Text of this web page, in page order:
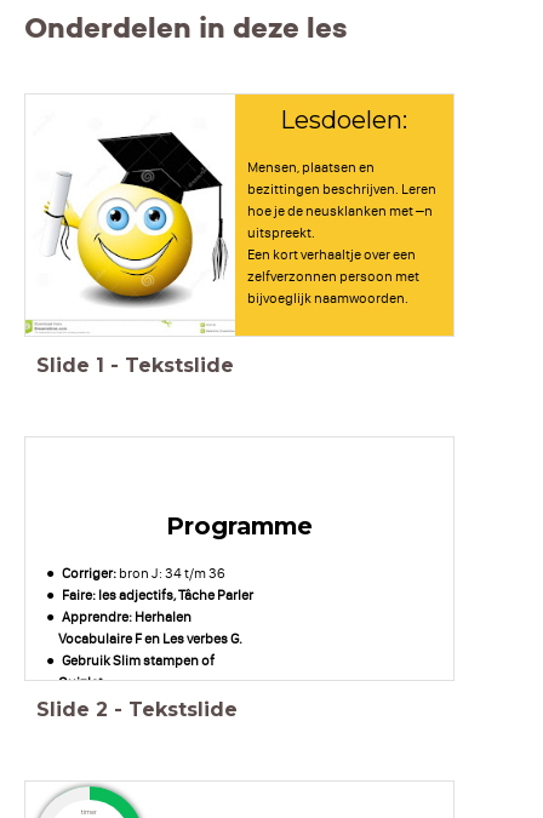
Onderdelen in deze les
Lesdoelen:
Mensen, plaatsen en
bezittingen beschrijven. Leren
hoe je de neusklanken met –n
uitspreekt.
Een kort verhaaltje over een
zelfverzonnen persoon met
bijvoeglijk naamwoorden.
Slide 1 - Tekstslide
Programme
Corriger: bron J: 34 t/m 36
Faire: les adjectifs, Tâche Parler
Apprendre: Herhalen
Vocabulaire F en Les verbes G.
Gebruik Slim stampen of
Quizlet.
Slide 2 - Tekstslide
timer